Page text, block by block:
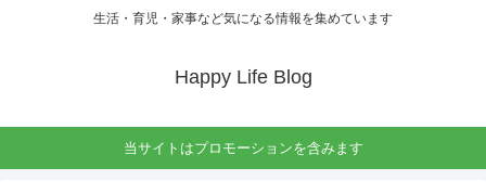
生活・育児・家事など気になる情報を集めています
Happy Life Blog
当サイトはプロモーションを含みます